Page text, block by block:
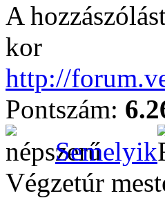
A
kor
http://
Pontszám:
Semelyik
Végzetúr